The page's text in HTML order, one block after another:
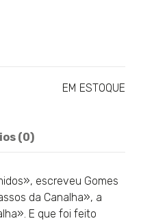
EM ESTOQUE
(0)
escreveu Gomes
da Canalha», a
E que foi feito